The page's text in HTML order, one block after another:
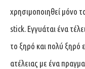
χρησιμοποιηθεί μόνο
stick. Εγγυάται ένα
το ξηρό και πολύ ξηρό
ατέλειας με ένα